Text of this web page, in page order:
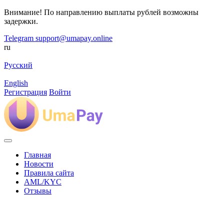
Внимание! По направлению выплаты рублей возможны
задержки.
Telegram support@umapay.online
ru
Русский
English
Регистрация Войти
Главная
Новости
Правила сайта
AML/KYC
Отзывы